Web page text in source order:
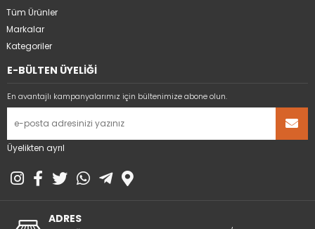
Tüm Ürünler
Markalar
Kategoriler
E-BÜLTEN ÜYELİĞİ
En avantajlı kampanyalarımız için bültenimize abone olun.
Üyelikten ayrıl
ADRES